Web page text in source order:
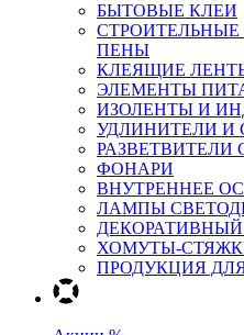
БЫТОВЫЕ КЛЕИ
ПЕНЫ
КЛЕЯЩИЕ
ЭЛЕМЕНТЫ
ИЗОЛЕНТЫ И
УДЛИНИТЕЛИ И
РАЗВЕТВИТЕЛИ
ФОНАРИ
ВНУТРЕННЕЕ
ЛАМПЫ
ХОМУТЫ-
ПРОДУКЦИЯ